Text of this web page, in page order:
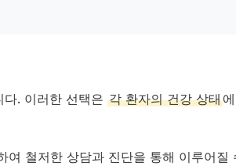
. 이러한 선택은 각 환자의 건강 상태
철저한 상담과 진단을 통해 이루어